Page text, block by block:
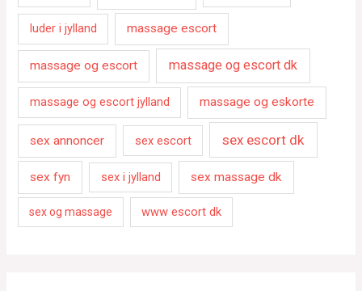
luder i jylland massage escort
massage og escort massage og escort dk
massage og escort jylland massage og eskorte
sex annoncer sex escort sex escort dk
sex fyn sex i jylland sex massage dk
sex og massage www escort dk